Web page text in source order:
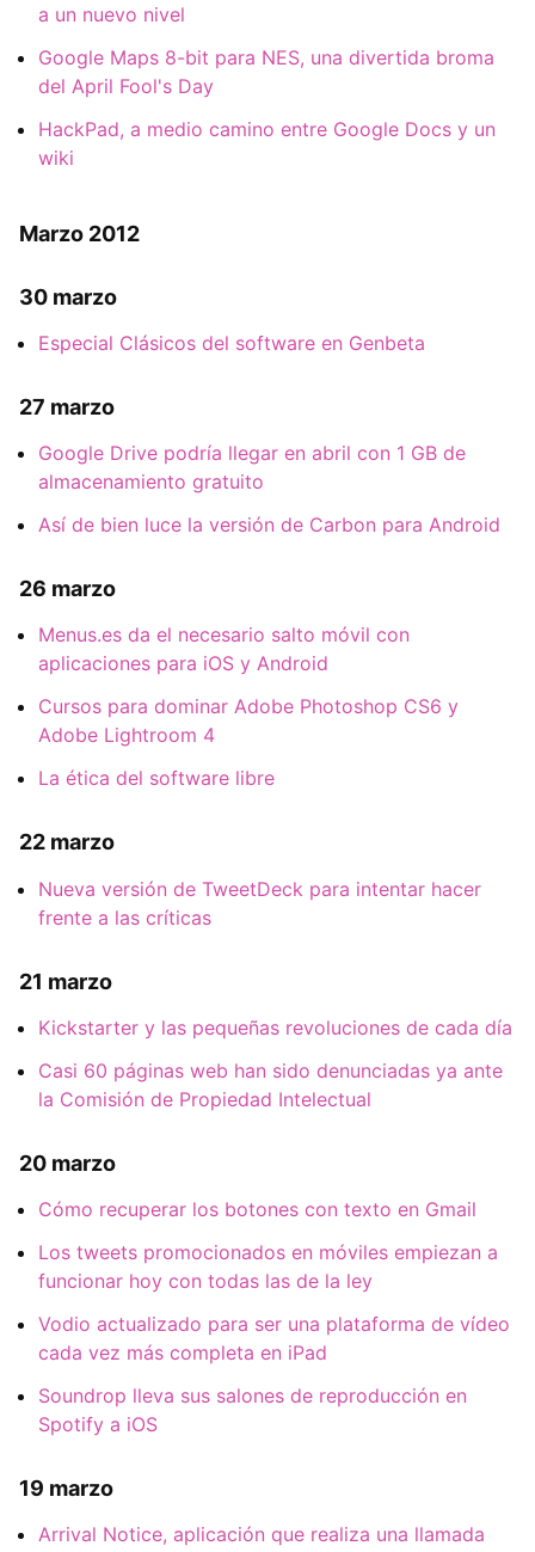
a un nuevo nivel
Google Maps 8-bit para NES, una divertida broma
del April Fool's Day
HackPad, a medio camino entre Google Docs y un
wiki
Marzo 2012
30 marzo
Especial Clásicos del software en Genbeta
27 marzo
Google Drive podría llegar en abril con 1 GB de
almacenamiento gratuito
Así de bien luce la versión de Carbon para Android
26 marzo
Menus.es da el necesario salto móvil con
aplicaciones para iOS y Android
Cursos para dominar Adobe Photoshop CS6 y
Adobe Lightroom 4
La ética del software libre
22 marzo
Nueva versión de TweetDeck para intentar hacer
frente a las críticas
21 marzo
Kickstarter y las pequeñas revoluciones de cada día
Casi 60 páginas web han sido denunciadas ya ante
la Comisión de Propiedad Intelectual
20 marzo
Cómo recuperar los botones con texto en Gmail
Los tweets promocionados en móviles empiezan a
funcionar hoy con todas las de la ley
Vodio actualizado para ser una plataforma de vídeo
cada vez más completa en iPad
Soundrop lleva sus salones de reproducción en
Spotify a iOS
19 marzo
Arrival Notice, aplicación que realiza una llamada